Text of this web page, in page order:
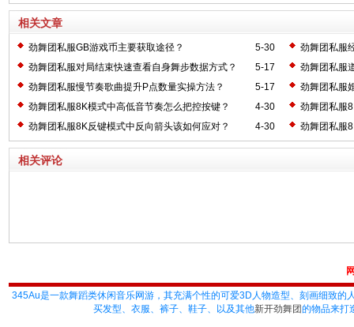
相关文章
5-30
劲舞团私服GB游戏币主要获取途径？
劲舞团私服
5-17
劲舞团私服对局结束快速查看自身舞步数据方式？
劲舞团私服
5-17
劲舞团私服慢节奏歌曲提升P点数量实操方法？
劲舞团私服
4-30
劲舞团私服8K模式中高低音节奏怎么把控按键？
劲舞团私服
4-30
劲舞团私服8K反键模式中反向箭头该如何应对？ 劲舞团私服
相关评论
345Au是一款舞蹈类休闲音乐网游，其充满个性的可爱3D人物造型、刻画细致
买发型、衣服、裤子、鞋子、以及其他新开劲舞团的物品来打